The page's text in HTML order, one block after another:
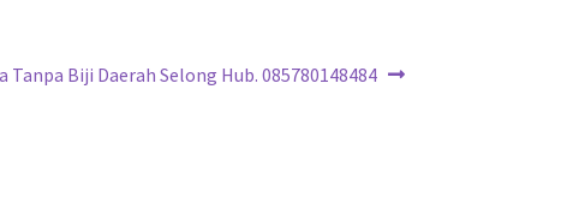
Tanpa Biji Daerah Selong Hub. 085780148484